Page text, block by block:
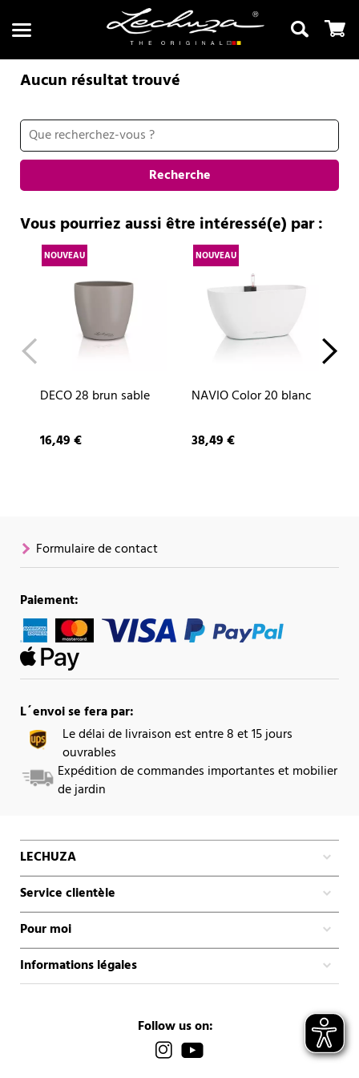
Recherche
Aucun résultat trouvé
Recherche
Vous pourriez aussi être intéressé(e) par :
NOUVEAU
DECO 28 brun sable
16,49 €
NOUVEAU
NAVIO Color 20 blanc
38,49 €
Formulaire de contact
Paiement:
L´envoi se fera par:
Le délai de livraison est entre 8 et 15 jours
ouvrables
Expédition de commandes importantes et mobilier
de jardin
LECHUZA
Service clientèle
Pour moi
Informations légales
Follow us on: